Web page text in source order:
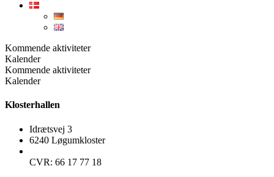
Kommende aktiviteter
Kalender
Kommende aktiviteter
Kalender
Klosterhallen
Idrætsvej 3
6240 Løgumkloster
CVR: 66 17 77 18